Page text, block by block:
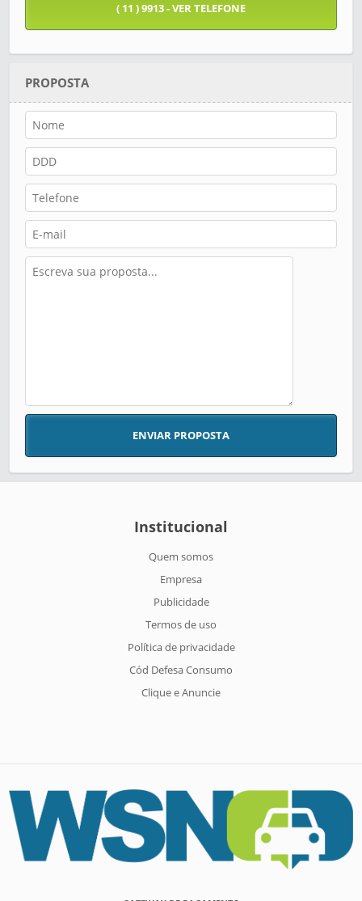
( 11 ) 9913 - VER TELEFONE
PROPOSTA
ENVIAR PROPOSTA
Institucional
Quem somos
Empresa
Publicidade
Termos de uso
Política de privacidade
Cód Defesa Consumo
Clique e Anuncie